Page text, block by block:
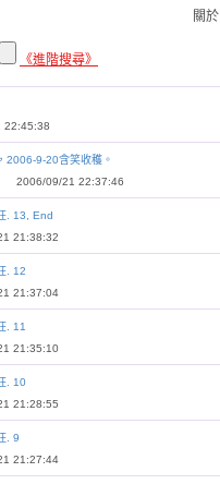
關於
《進階搜尋》
2006-9-20含笑收穫。
2006/09/21 22:37:46
. 13, End
21:38:32
. 12
21:37:04
. 11
21:35:10
. 10
21:28:55
. 9
21:27:44